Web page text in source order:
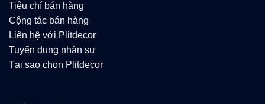
Tiêu chí bán hàng
Cộng tác bán hàng
Liên hệ với Plitdecor
Tuyển dụng nhân sự
Tại sao chọn Plitdecor